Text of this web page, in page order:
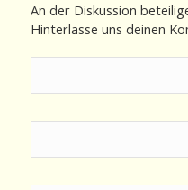
An der Diskussion
Hinterlasse uns deinen